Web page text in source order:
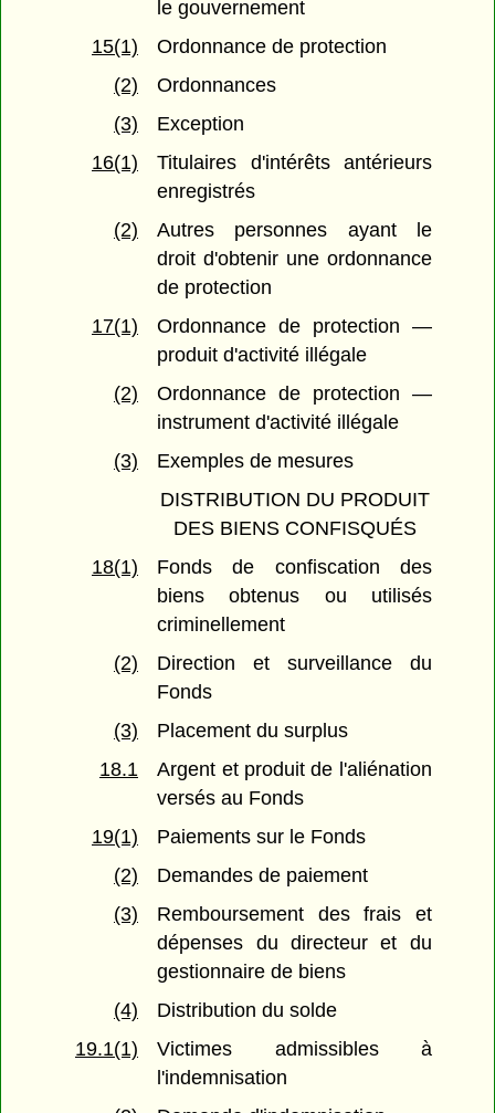
le gouvernement
15(1)
Ordonnance de protection
(2)
Ordonnances
(3)
Exception
16(1)
Titulaires d'intérêts antérieurs
enregistrés
(2)
Autres personnes ayant le
droit d'obtenir une ordonnance
de protection
17(1)
Ordonnance de protection —
produit d'activité illégale
(2)
Ordonnance de protection —
instrument d'activité illégale
(3)
Exemples de mesures
DISTRIBUTION DU PRODUIT
DES BIENS CONFISQUÉS
18(1)
Fonds de confiscation des
biens obtenus ou utilisés
criminellement
(2)
Direction et surveillance du
Fonds
(3)
Placement du surplus
18.1
Argent et produit de l'aliénation
versés au Fonds
19(1)
Paiements sur le Fonds
(2)
Demandes de paiement
(3)
Remboursement des frais et
dépenses du directeur et du
gestionnaire de biens
(4)
Distribution du solde
19.1(1)
Victimes admissibles à
l'indemnisation